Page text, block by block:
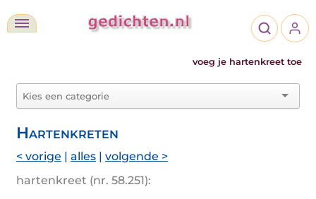
voeg je hartenkreet toe
Hartenkreten
< vorige | alles | volgende >
hartenkreet (nr. 58.251):